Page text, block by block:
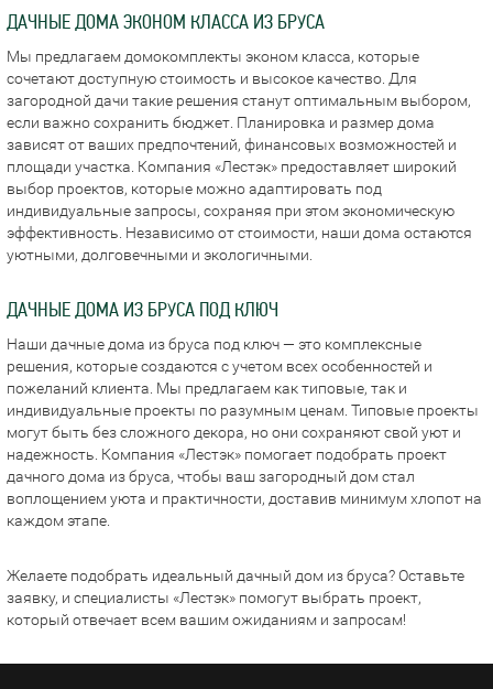
ДАЧНЫЕ ДОМА ЭКОНОМ КЛАССА ИЗ БРУСА
Мы предлагаем домокомплекты эконом класса, которые
сочетают доступную стоимость и высокое качество. Для
загородной дачи такие решения станут оптимальным выбором,
если важно сохранить бюджет. Планировка и размер дома
зависят от ваших предпочтений, финансовых возможностей и
площади участка. Компания «Лестэк» предоставляет широкий
выбор проектов, которые можно адаптировать под
индивидуальные запросы, сохраняя при этом экономическую
эффективность. Независимо от стоимости, наши дома остаются
уютными, долговечными и экологичными.
ДАЧНЫЕ ДОМА ИЗ БРУСА ПОД КЛЮЧ
Наши дачные дома из бруса под ключ — это комплексные
решения, которые создаются с учетом всех особенностей и
пожеланий клиента. Мы предлагаем как типовые, так и
индивидуальные проекты по разумным ценам. Типовые проекты
могут быть без сложного декора, но они сохраняют свой уют и
надежность. Компания «Лестэк» помогает подобрать проект
дачного дома из бруса, чтобы ваш загородный дом стал
воплощением уюта и практичности, доставив минимум хлопот на
каждом этапе.
Желаете подобрать идеальный дачный дом из бруса? Оставьте
заявку, и специалисты «Лестэк» помогут выбрать проект,
который отвечает всем вашим ожиданиям и запросам!